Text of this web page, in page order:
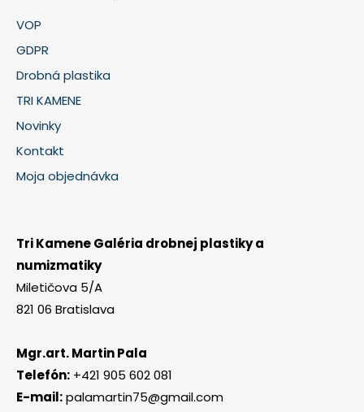
VOP
GDPR
Drobná plastika
TRI KAMENE
Novinky
Kontakt
Moja objednávka
Tri Kamene Galéria drobnej plastiky a
numizmatiky
Miletičova 5/A
821 06 Bratislava
Mgr.art. Martin Pala
Telefón: +421 905 602 081
E-mail:palamartin75@gmail.com